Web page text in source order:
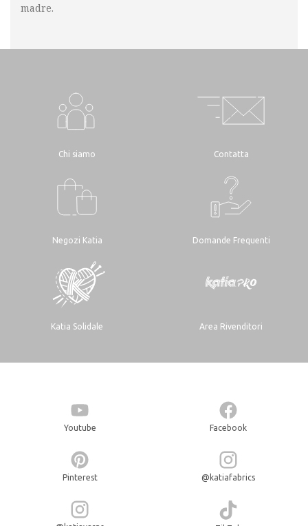
madre.
Chi siamo Contatta
Negozi Katia Domande Frequenti
Katia Solidale Area Rivenditori
Youtube Facebook
Pinterest @katiafabrics